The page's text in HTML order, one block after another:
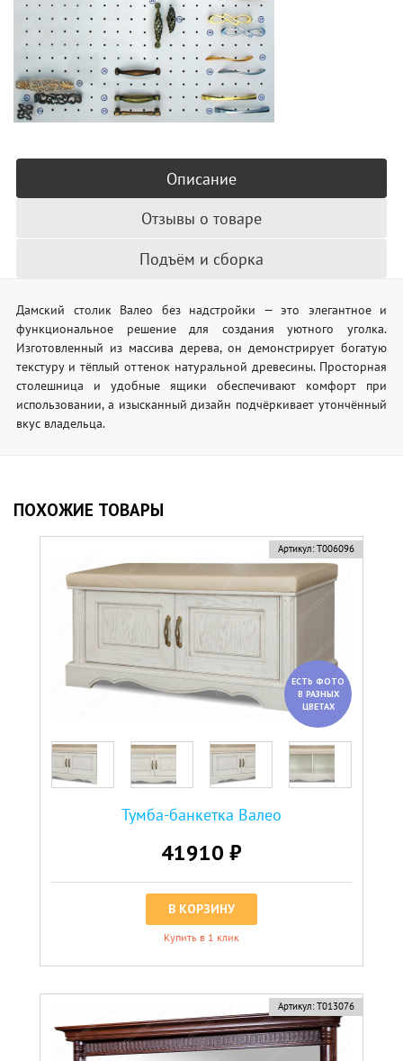
Описание
Отзывы о товаре
Подъём и сборка
Дамский столик Валео без надстройки — это элегантное и
функциональное решение для создания уютного уголка.
Изготовленный из массива дерева, он демонстрирует богатую
текстуру и тёплый оттенок натуральной древесины. Просторная
столешница и удобные ящики обеспечивают комфорт при
использовании, а изысканный дизайн подчёркивает утончённый
вкус владельца.
ПОХОЖИЕ ТОВАРЫ
Артикул: Т006096
ЕСТЬ ФОТО
В РАЗНЫХ
ЦВЕТАХ
Тумба-банкетка Валео
41910 ₽
В КОРЗИНУ
Купить в 1 клик
Артикул: Т013076